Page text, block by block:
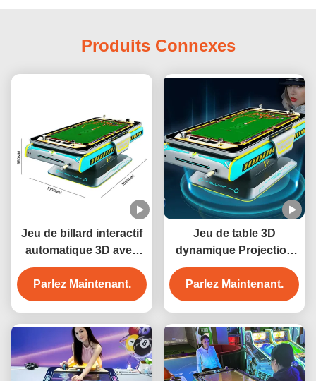
Produits Connexes
Jeu de billard interactif
automatique 3D avec
projection, 6 jeux,
construction métallique
Parlez Maintenant.
Jeu de table 3D
dynamique Projection
Interaction de billard 3D
Parlez Maintenant.